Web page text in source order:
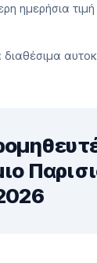
ημερήσια τιμή